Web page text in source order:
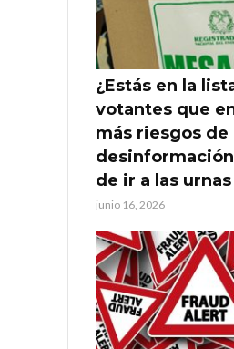
¿Estás en la
votantes que
más riesgos de
de ir a las urnas
junio 16, 2026